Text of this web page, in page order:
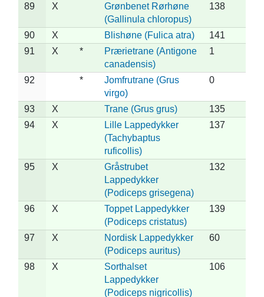
89 X
Grønbenet Rørhøne
(Gallinula chloropus)
138
90 X Blishøne (Fulica atra)
141
91
X *
Prærietrane (Antigone
canadensis)
1
92 *
Jomfrutrane (Grus
virgo)
0
93 X Trane (Grus grus)
135
94
X
Lille Lappedykker
(Tachybaptus
ruficollis)
137
95 X
Gråstrubet
Lappedykker
(Podiceps grisegena)
132
96 X
Toppet Lappedykker
(Podiceps cristatus)
139
97 X
Nordisk Lappedykker
(Podiceps auritus)
60
98 X
Sorthalset
Lappedykker
(Podiceps nigricollis)
106